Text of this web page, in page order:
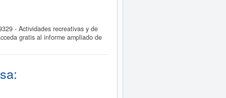
- Actividades recreativas y de
gratis al informe ampliado de